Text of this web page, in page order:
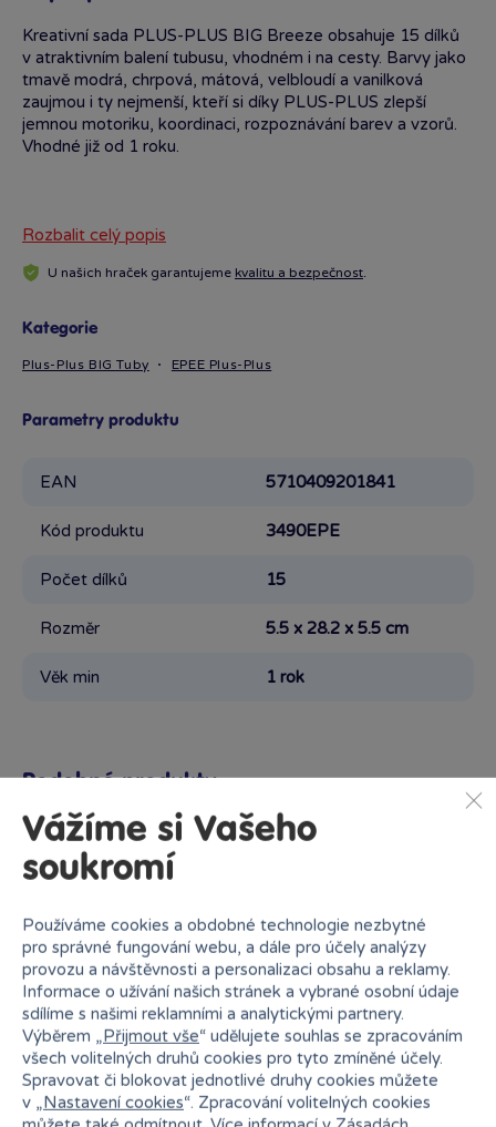
Kreativní sada PLUS-PLUS BIG Breeze obsahuje 15 dílků
v atraktivním balení tubusu, vhodném i na cesty. Barvy jako
tmavě modrá, chrpová, mátová, velbloudí a vanilková
zaujmou i ty nejmenší, kteří si díky PLUS-PLUS zlepší
jemnou motoriku, koordinaci, rozpoznávání barev a vzorů.
Vhodné již od 1 roku.
Rozbalit celý popis
U našich hraček garantujeme kvalitu a bezpečnost.
Kategorie
Plus-Plus BIG Tuby EPEE Plus-Plus
Parametry produktu
EAN 5710409201841
Kód produktu 3490EPE
Počet dílků 15
Rozměr 5.5 x 28.2 x 5.5 cm
Věk min 1 rok
Podobné produkty
Nejširší sortiment na
trhu
27 kamenných prodejen
Vážíme si Vašeho
soukromí
Používáme cookies a obdobné technologie nezbytné
pro správné fungování webu, a dále pro účely analýzy
provozu a návštěvnosti a personalizaci obsahu a reklamy.
Informace o užívání našich stránek a vybrané osobní údaje
sdílíme s našimi reklamními a analytickými partnery.
Výběrem „Přijmout vše“ udělujete souhlas se zpracováním
všech volitelných druhů cookies pro tyto zmíněné účely.
Spravovat či blokovat jednotlivé druhy cookies můžete
v „Nastavení cookies“. Zpracování volitelných cookies